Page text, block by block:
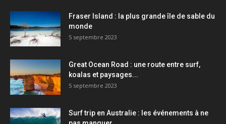
Fraser Island : la plus grande île de sable du
monde
5 septembre 2023
Great Ocean Road : une route entre surf,
koalas et paysages...
5 septembre 2023
Surf trip en Australie : les événements à ne